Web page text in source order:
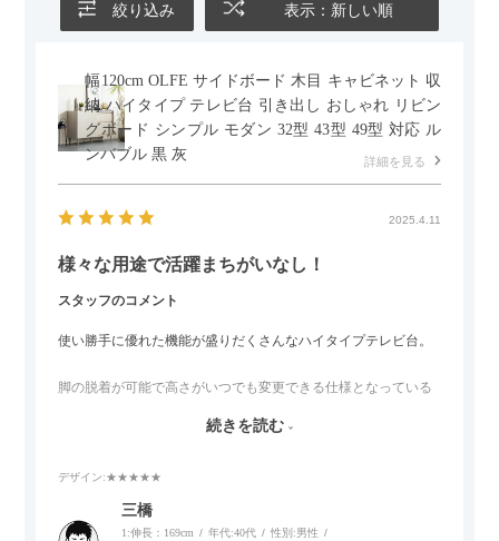
絞り込み 表示：新しい順
幅120cm OLFE サイドボード 木目 キャビネット 収
納 ハイタイプ テレビ台 引き出し おしゃれ リビン
グボード シンプル モダン 32型 43型 49型 対応 ル
ンバブル 黒 灰
詳細を見る
2025.4.11
様々な用途で活躍まちがいなし！
スタッフのコメント
使い勝手に優れた機能が盛りだくさんなハイタイプテレビ台。
脚の脱着が可能で高さがいつでも変更できる仕様となっている
また、補助テーブルとして使用可能なスライドテーブルや収納
内部にもプリンターなどが置けるスライド棚板がついているの
でテレビ台以外にもオフィスなどでの収納家具やリビングでの
続きを読む
デザイン:★★★★★
三橋
1:伸長：169cm 年代:40代 性別:男性